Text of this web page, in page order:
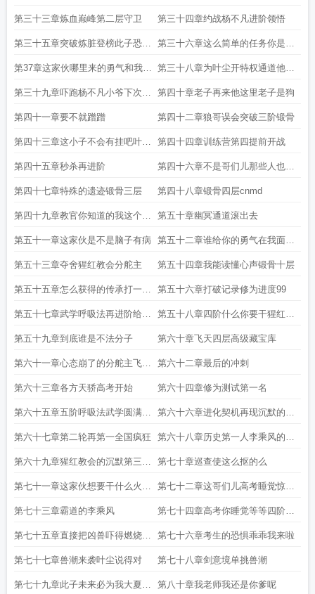
第三十三章炼血巅峰第二层守卫 第三十四章约战杨不凡进阶领悟
第三十五章突破炼脏登榜此子恐怖
如斯
第三十六章这么简单的任务你是多
么的瞧不
第37章这家伙哪里来的勇气和我交
手
第三十八章为叶尘开特权通道他值
得
第三十九章吓跑杨不凡小爷下次来
弄死你
第四十章老子再来他这里老子是狗
第四十一章要不就蹭蹭 第四十二章狼哥误会突破三阶锻骨
第四十三章这小子不会有挂吧叶尘
开始闯关
第四十四章训练营第四提前开战
第四十五章秒杀再进阶 第四十六章不是哥们儿那些人也太
废物了吧
第四十七章特殊的遗迹锻骨三层 第四十八章锻骨四层cnmd
第四十九章教官你知道的我这个人
打小就
第五十章幽冥通道滚出去
第五十一章这家伙是不是脑子有病 第五十二章谁给你的勇气在我面前
装逼
第五十三章夺舍猩红教会分舵主 第五十四章我能读懂心声锻骨十层
第五十五章怎么获得的传承打一顿
就好了
第五十六章打破记录修为进度99
第五十七章武学呼吸法再进阶给教
官授课
第五十八章四阶什么你要干猩红教
会
第五十九章到底谁是不法分子 第六十章飞天四层高级藏宝库
第六十一章心态崩了的分舵主飞天
七层
第六十二章最后的冲刺
第六十三章各方天骄高考开始 第六十四章修为测试第一名
第六十五章五阶呼吸法武学圆满飞
天九层
第六十六章进化契机再现沉默的猩
红教会
第六十七章第二轮再第一全国疯狂 第六十八章历史第一人李乘风的激
动
第六十九章猩红教会的沉默第三轮
即将开始
第七十章巡查使这么抠的么
第七十一章这家伙想要干什么火山
尿尿
第七十二章这哥们儿高考睡觉惊变
全国轰
第七十三章霸道的李乘风 第七十四章高考你睡觉等等四阶干
五阶
第七十五章直接把凶兽吓得燃烧生
命了
第七十六章考生的恐惧乖乖我来啦
第七十七章兽潮来袭叶尘说得对 第七十八章剑意境单挑兽潮
第七十九章此子未来必为我大夏国 第八十章我老师我还是你爹呢